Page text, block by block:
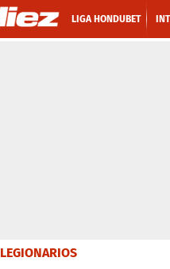
LIGA HONDUBET
LEGIONARIOS